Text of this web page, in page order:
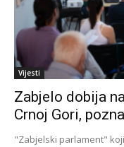
Vijesti
Zabjelo dobija
Crnoj Gori,
"Zabjelski parlament"